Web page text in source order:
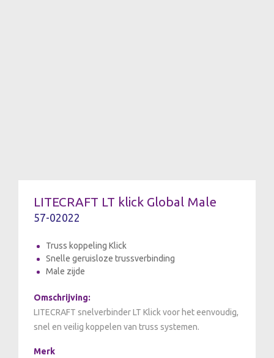
LITECRAFT LT klick Global Male
57-02022
Truss koppeling Klick
Snelle geruisloze trussverbinding
Male zijde
Omschrijving:
LITECRAFT snelverbinder LT Klick voor het eenvoudig,
snel en veilig koppelen van truss systemen.
Merk